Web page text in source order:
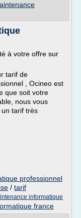
à votre offre sur
tarif de
, Ocineo est
que soit votre
nous vous
tarif très
professionnel
/ tarif
informatique
france